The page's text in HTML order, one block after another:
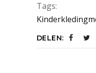
Tags:
DELEN: